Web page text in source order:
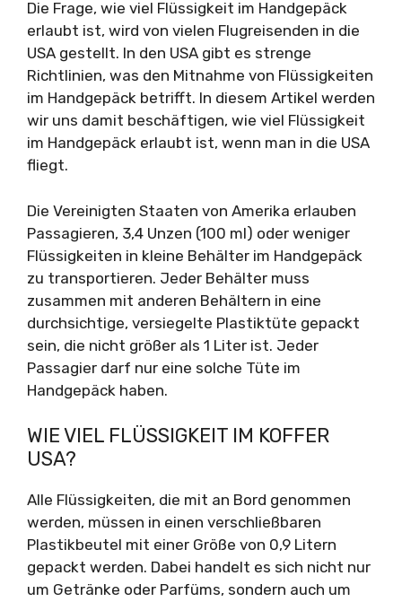
Die Frage, wie viel Flüssigkeit im Handgepäck
erlaubt ist, wird von vielen Flugreisenden in die
USA gestellt. In den USA gibt es strenge
Richtlinien, was den Mitnahme von Flüssigkeiten
im Handgepäck betrifft. In diesem Artikel werden
wir uns damit beschäftigen, wie viel Flüssigkeit
im Handgepäck erlaubt ist, wenn man in die USA
fliegt.
Die Vereinigten Staaten von Amerika erlauben
Passagieren, 3,4 Unzen (100 ml) oder weniger
Flüssigkeiten in kleine Behälter im Handgepäck
zu transportieren. Jeder Behälter muss
zusammen mit anderen Behältern in eine
durchsichtige, versiegelte Plastiktüte gepackt
sein, die nicht größer als 1 Liter ist. Jeder
Passagier darf nur eine solche Tüte im
Handgepäck haben.
WIE VIEL FLÜSSIGKEIT IM KOFFER
USA?
Alle Flüssigkeiten, die mit an Bord genommen
werden, müssen in einen verschließbaren
Plastikbeutel mit einer Größe von 0,9 Litern
gepackt werden. Dabei handelt es sich nicht nur
um Getränke oder Parfüms, sondern auch um